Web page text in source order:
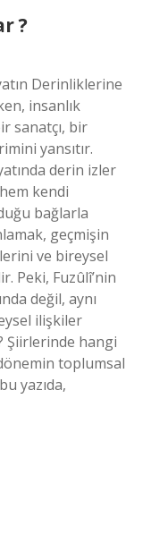
?
Derinliklerine
insanlık
sanatçı, bir
yansıtır.
derin izler
kendi
bağlarla
geçmişin
ve bireysel
Peki, Fuzûlî’nin
değil, aynı
ilişkiler
Şiirlerinde hangi
toplumsal
yazıda,